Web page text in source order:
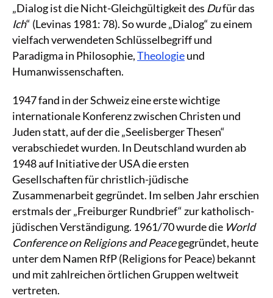
„Dialog ist die Nicht-Gleichgültigkeit des Dufür das
Ich“ (Levinas 1981: 78). So wurde „Dialog“ zu einem
vielfach verwendeten Schlüsselbegriff und
Paradigma in Philosophie,Theologieund
Humanwissenschaften.
1947 fand in der Schweiz eine erste wichtige
internationale Konferenz zwischen Christen und
Juden statt, auf der die „Seelisberger Thesen“
verabschiedet wurden. In Deutschland wurden ab
1948 auf Initiative der USA die ersten
Gesellschaften für christlich-jüdische
Zusammenarbeit gegründet. Im selben Jahr erschien
erstmals der „Freiburger Rundbrief“ zur katholisch-
jüdischen Verständigung. 1961/70 wurde die World
Conference on Religions and Peacegegründet, heute
unter dem Namen RfP (Religions for Peace) bekannt
und mit zahlreichen örtlichen Gruppen weltweit
vertreten.